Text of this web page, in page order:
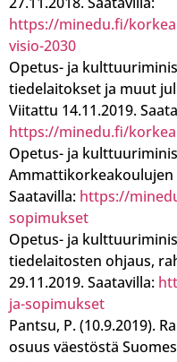
https://minedu.fi/
visio-2030
Opetus- ja
tiedelaitokset ja muut
Viitattu 14.11.2019.
https://minedu.fi/
Opetus- ja
Ammattikorkeakoulujen
Saatavilla: https://
sopimukset
Opetus- ja
tiedelaitosten ohjaus,
29.11.2019. Saatavilla:
ja-sopimukset
Pantsu, P. (10.9.2019).
osuus väestöstä